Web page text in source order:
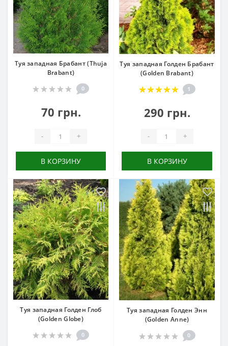
Туя западная Брабант (Thuja
Brabant)
0
70 грн.
- +
В КОРЗИНУ
Туя западная Голден Брабант
(Golden Brabant)
1
290 грн.
- +
В КОРЗИНУ
Туя западная Голден Глоб
(Golden Globe)
0
Туя западная Голден Энн
(Golden Anne)
0